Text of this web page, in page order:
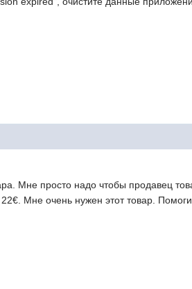
Мне просто надо чтобы продавец
Мне очень нужен этот товар.